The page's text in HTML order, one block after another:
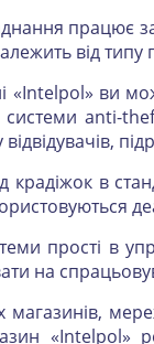
працює за
від типу
«Intelpol» ви
системи anti-
відвідувачів,
крадіжок в
прості в
на
магазинів,
«Intelpol»